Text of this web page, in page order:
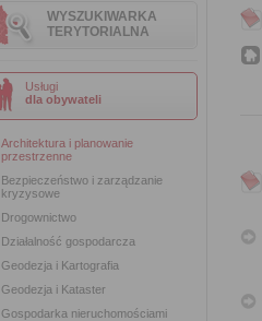
WYSZUKIWARKA
TERYTORIALNA
Usługi
dla obywateli
Architektura i planowanie
przestrzenne
Bezpieczeństwo i zarządzanie
kryzysowe
Drogownictwo
Działalność gospodarcza
Geodezja i Kartografia
Geodezja i Kataster
Gospodarka nieruchomościami